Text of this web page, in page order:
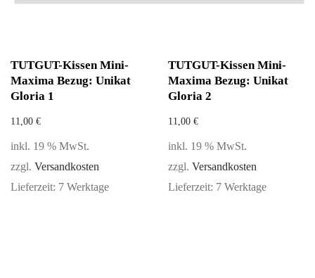
TUTGUT-Kissen Mini-
Maxima Bezug: Unikat
Gloria 1
11,00 €
inkl. 19 % MwSt.
zzgl. Versandkosten
Lieferzeit: 7 Werktage
TUTGUT-Kissen Mini-
Maxima Bezug: Unikat
Gloria 2
11,00 €
inkl. 19 % MwSt.
zzgl. Versandkosten
Lieferzeit: 7 Werktage